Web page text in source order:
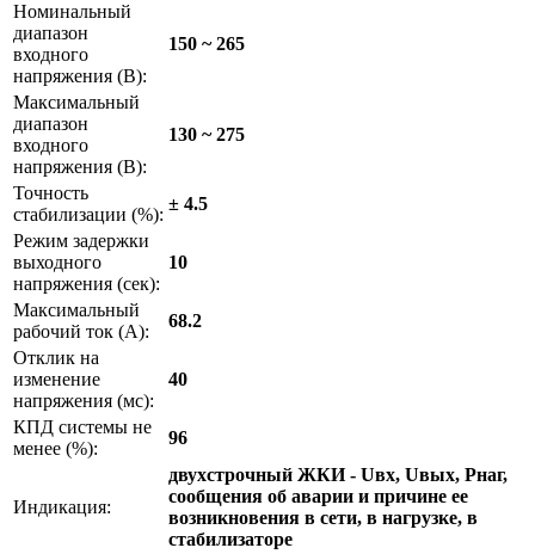
Номинальный
диапазон
входного
напряжения (В):
150 ~ 265
Максимальный
диапазон
входного
напряжения (В):
130 ~ 275
Точность
стабилизации (%):
± 4.5
Режим задержки
выходного
напряжения (сек):
10
Максимальный
рабочий ток (А):
68.2
Отклик на
изменение
напряжения (мс):
40
КПД системы не
менее (%):
96
Индикация:
двухстрочный ЖКИ - Uвх, Uвых, Pнаг,
сообщения об аварии и причине ее
возникновения в сети, в нагрузке, в
стабилизаторе